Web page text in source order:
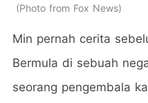
Photo from Fox News
Min pernah cerita
Bermula di sebuah
seorang pengembala